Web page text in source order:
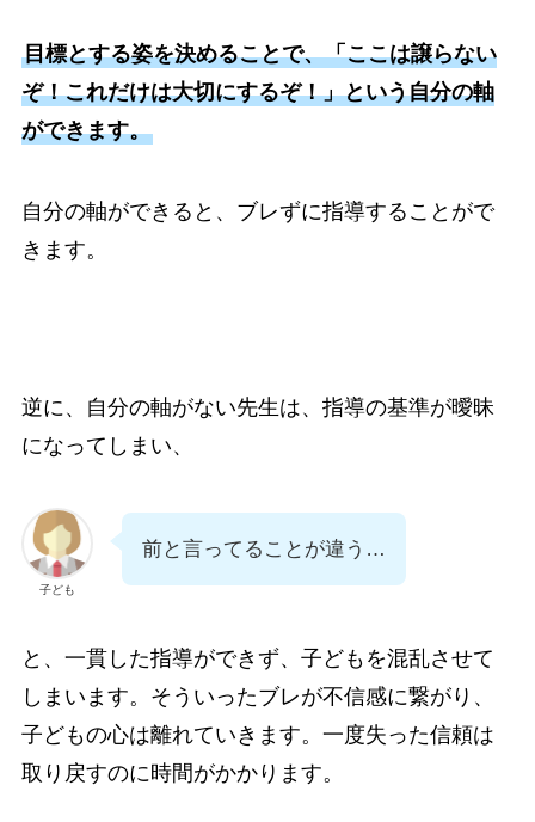
目標とする姿を決めることで、「ここは譲らない
ぞ！これだけは大切にするぞ！」という自分の軸
ができます。
自分の軸ができると、ブレずに指導することがで
きます。
逆に、自分の軸がない先生は、指導の基準が曖昧
になってしまい、
子ども
前と言ってることが違う…
と、一貫した指導ができず、子どもを混乱させて
しまいます。そういったブレが不信感に繋がり、
子どもの心は離れていきます。一度失った信頼は
取り戻すのに時間がかかります。